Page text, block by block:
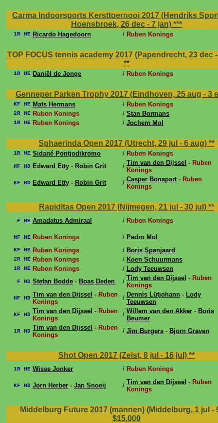
Carma Indoorsports Kersttoernooi 2017 (Hendriks
Hoensbroek, 26 dec - 7 jan) ***
1R HE Ricardo Hagedoorn / Ruben Konings
TOP FOCUS tennis academy 2017 (Papendrecht, 23 dec
**
1R HE Daniël de Jonge / Ruben Konings
Genneper Parken Trophy 2017 (Eindhoven, 25 aug - 3
KF HE Mats Hermans / Ruben Konings
2R HE Ruben Konings / Stan Bormans
1R HE Ruben Konings / Jochem Mol
Sphaerinda Open 2017 (Utrecht, 29 jul - 6 aug) **
1R HE Sidané Pontjodikromo / Ruben Konings
HF HD Edward Etty - Robin Grit / Tim van den Dijssel - Ruben
Konings
KF HD Edward Etty - Robin Grit / Casper Bonapart- Ruben
Konings
Rapiditas Open 2017 (Nijmegen, 21 jul - 30 jul) **
F HE Amadatus Admiraal / Ruben Konings
HF HE Ruben Konings / Pedro Mol
KF HE Ruben Konings / Boris Spanjaard
2R HE Ruben Konings / Koen Schuurmans
1R HE Ruben Konings / Lody Teeuwsen
F HD Stefan Bodde - Boas Deden / Tim van den Dijssel - Ruben
Konings
HF HD Tim van den Dijssel - Ruben
Konings
/ Dennis Lütjohann - Lody
Teeuwsen
KF HD Tim van den Dijssel - Ruben
Konings
/ Willem van den Akker - Boris
Beumer
1R HD Tim van den Dijssel - Ruben
Konings
/ Jim Burgers - Bjorn Graven
Shot Open 2017 (Zeist, 8 jul - 16 jul) **
1R HE Wisse Jonker / Ruben Konings
KF HD Jorn Herber - Jan Snoeij / Tim van den Dijssel - Ruben
Konings
Middelburg Future 2017 (mannen) (Middelburg, 1 jul -
$15.000